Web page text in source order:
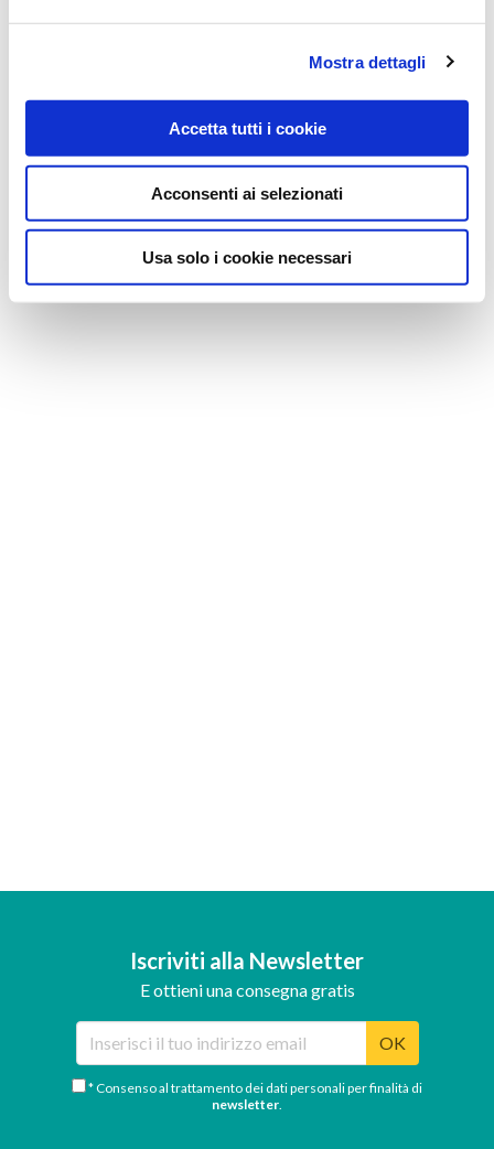
Mostra dettagli
Accetta tutti i cookie
Acconsenti ai selezionati
Usa solo i cookie necessari
Iscriviti alla Newsletter
E ottieni una consegna gratis
OK
* Consenso al trattamento dei dati personali per finalità di
newsletter